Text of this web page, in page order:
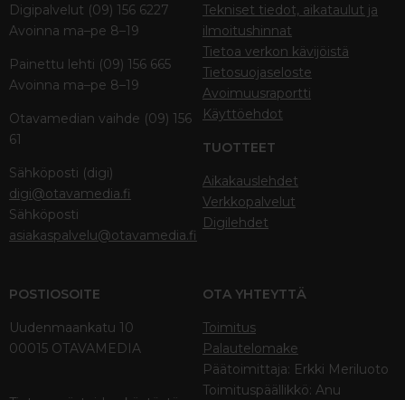
Digipalvelut (09) 156 6227
Avoinna ma–pe 8–19
Painettu lehti (09) 156 665
Avoinna ma–pe 8–19
Otavamedian vaihde (09) 156
61
Sähköposti (digi)
digi@otavamedia.fi
Sähköposti
asiakaspalvelu@otavamedia.fi
Tekniset tiedot, aikataulut ja
ilmoitushinnat
Tietoa verkon kävijöistä
Tietosuojaseloste
Avoimuusraportti
Käyttöehdot
TUOTTEET
Aikakauslehdet
Verkkopalvelut
Digilehdet
POSTIOSOITE
Uudenmaankatu 10
00015 OTAVAMEDIA
OTA YHTEYTTÄ
Toimitus
Palautelomake
Päätoimittaja: Erkki Meriluoto
Toimituspäällikkö: Anu